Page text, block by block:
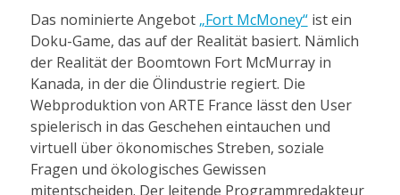
Das nominierte Angebot „Fort McMoney“ist ein
Doku-Game, das auf der Realität basiert. Nämlich
der Realität der Boomtown Fort McMurray in
Kanada, in der die Ölindustrie regiert. Die
Webproduktion von ARTE France lässt den User
spielerisch in das Geschehen eintauchen und
virtuell über ökonomisches Streben, soziale
Fragen und ökologisches Gewissen
mitentscheiden. Der leitende Programmredakteur